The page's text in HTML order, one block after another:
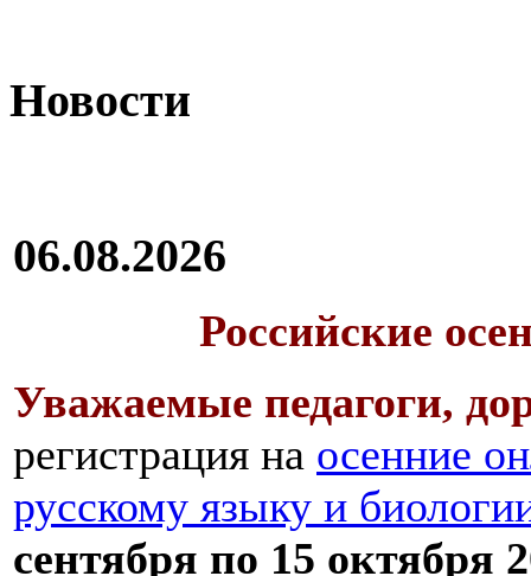
Новости
06.08.2026
Российские
Уважаемые педагоги,
регистрация на осенние
русскому языку и
сентября по 15 октября